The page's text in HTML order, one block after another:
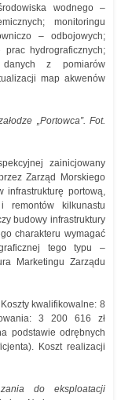
wodnego –
monitoringu
– odbojowych;
hydrograficznych;
danych z pomiarów
map akwenów
„Portowca”. Fot.
zainicjowany
Zarząd Morskiego
infrastrukturę portową,
remontów kilkunastu
budowy infrastruktury
charakteru wymagać
tego typu –
Marketingu Zarządu
kwalifikowalne: 8
3 200 616 zł
podstawie odrębnych
Koszt realizacji
do eksploatacji